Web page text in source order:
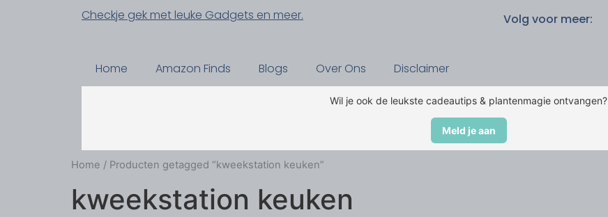
Checkje gek met leuke Gadgets en meer. Volg voor meer:
Home Amazon Finds Blogs Over Ons Disclaimer
Wil je ook de leukste cadeautips & plantenmagie ontvangen?
Meld je aan
Home / Producten getagged “kweekstation keuken”
kweekstation keuken